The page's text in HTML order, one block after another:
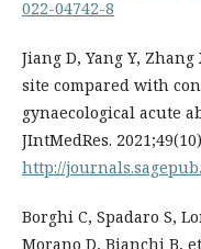
022-04742-8
Jiang D, Yang Y,
site compared with
gynaecological acute
JIntMedRes.
http://
Borghi C, Spadaro S,
Morano D, Bianchi B,